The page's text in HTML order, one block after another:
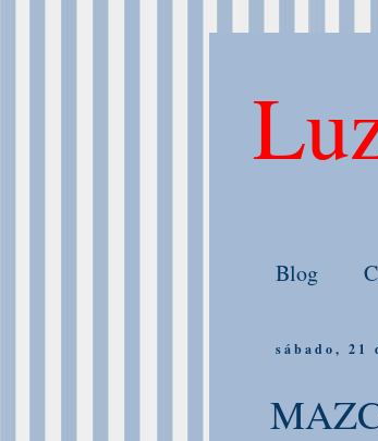
Blog
sábado, 21